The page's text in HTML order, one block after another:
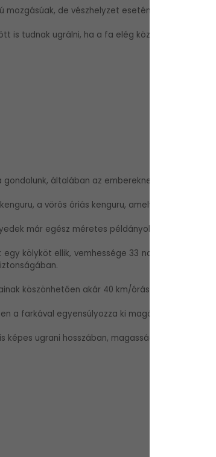
mozgásúak, de vészhelyzet esetén képesek
is tudnak ugrálni, ha a fa elég közel van.
gondolunk, általában az embereknek először a
a vörös óriás kenguru, amely egész élete
már egész méretes példányokká fejlődhetnek.
egy kölyköt ellik, vemhessége 33 napig tart, majd
köszönhetően akár 40 km/órás sebességgel is
a farkával egyensúlyozza ki magát.
képes ugrani hosszában, magasságban is 3 métert.